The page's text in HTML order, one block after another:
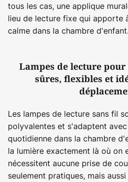
tous les cas, une applique
lieu de lecture fixe qui apporte
calme dans la chambre d'enfant.
Lampes de lecture
sûres, flexibles et
Les lampes de lecture sans fil
polyvalentes et s'adaptent
quotidienne dans la chambre
la lumière exactement là où on
nécessitent aucune prise de
seulement pratiques, mais